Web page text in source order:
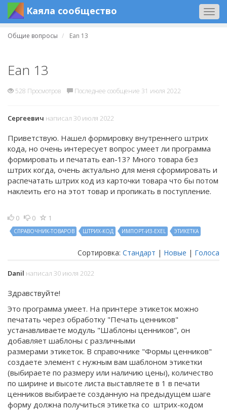
Каяла сообщество
Общие вопросы Ean 13
Ean 13
528 Просмотров Последнее сообщение 31 июля 2022
Сергеевич написал 30 июля 2022
Приветствую. Нашел формировку внутреннего штрих
кода, но очень интересует вопрос умеет ли программа
формировать и печатать ean-13? Много товара без
штрих когда, очень актуально для меня сформировать и
распечатать штрих код из карточки товара что бы потом
наклеить его на этот товар и пропикать в поступление.
0 0 1
СПРАВОЧНИК-ТОВАРОВ ШТРИХ-КОД ИМПОРТ-ИЗ-EXEL ЭТИКЕТКА
Сортировка: Стандарт | Новые | Голоса
Danil написал 30 июля 2022
Здравствуйте!
Это программа умеет. На принтере этикеток можно
печатать через обработку "Печать ценников"
устанавливаете модуль "Шаблоны ценников", он
добавляет шаблоны с различными
размерами этикеток. В справочнике "Формы ценников"
создаете элемент с нужным вам шаблоном этикетки
(выбираете по размеру или наличию цены), количество
по ширине и высоте листа выставляете в 1 в печати
ценников выбираете созданную на предыдущем шаге
форму должна получиться этикетка со штрих-кодом